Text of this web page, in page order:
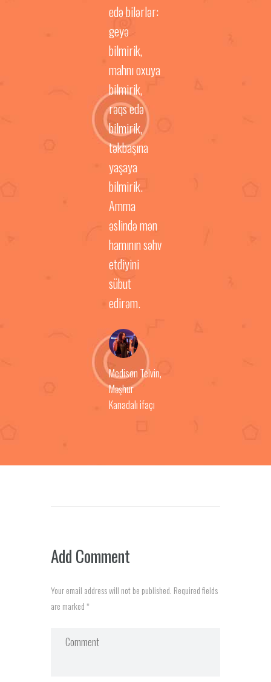
edə bilərlər:
geyə
bilmirik,
mahnı oxuya
bilmirik,
rəqs edə
bilmirik,
təkbaşına
yaşaya
bilmirik.
Amma
əslində mən
hamının səhv
etdiyini
sübut
edirəm.
Medison Telvin,
Məşhur
Kanadalı ifaçı
Add Comment
Your email address will not be published. Required fields
are marked *